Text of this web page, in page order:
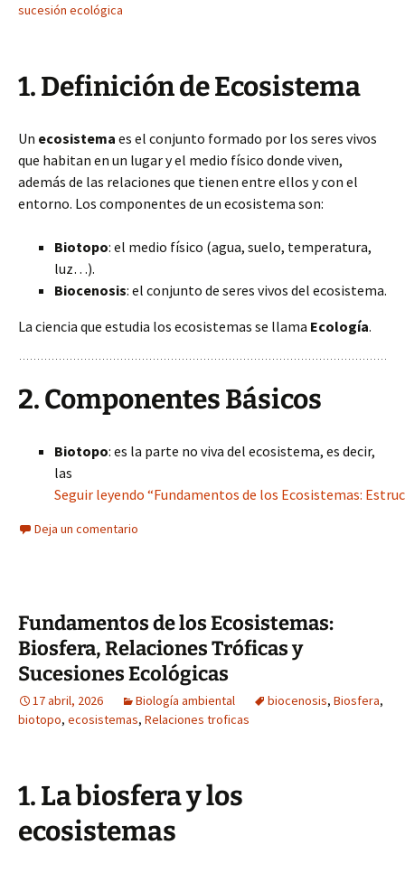
sucesión ecológica
1. Definición de Ecosistema
Un ecosistema es el conjunto formado por los seres vivos
que habitan en un lugar y el medio físico donde viven,
además de las relaciones que tienen entre ellos y con el
entorno. Los componentes de un ecosistema son:
Biotopo: el medio físico (agua, suelo, temperatura,
luz…).
Biocenosis: el conjunto de seres vivos del ecosistema.
La ciencia que estudia los ecosistemas se llama Ecología.
2. Componentes Básicos
Biotopo: es la parte no viva del ecosistema, es decir,
las
Seguir leyendo “Fundamentos de los Ecosistemas:
Deja un comentario
Fundamentos de los Ecosistemas:
Biosfera, Relaciones Tróficas y
Sucesiones Ecológicas
17 abril, 2026 Biología ambiental biocenosis, Biosfera,
biotopo, ecosistemas, Relaciones troficas
1. La biosfera y los
ecosistemas